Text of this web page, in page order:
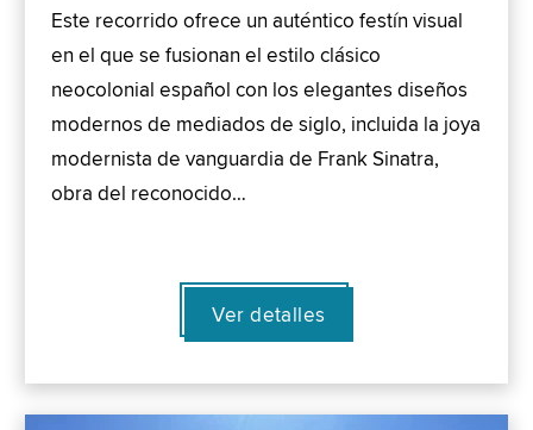
Este recorrido ofrece un auténtico festín visual
en el que se fusionan el estilo clásico
neocolonial español con los elegantes diseños
modernos de mediados de siglo, incluida la joya
modernista de vanguardia de Frank Sinatra,
obra del reconocido…
Ver detalles